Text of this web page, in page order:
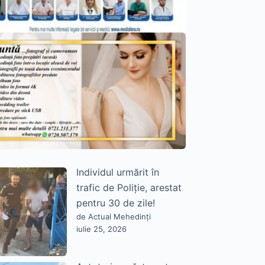
Individul urmărit în
trafic de Poliție, arestat
pentru 30 de zile!
de Actual Mehedinți
iulie 25, 2026